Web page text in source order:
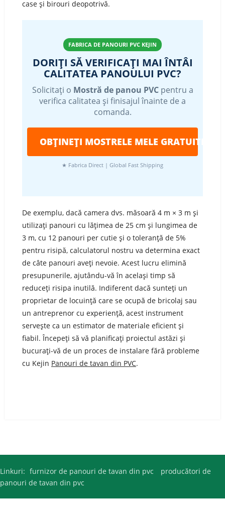
case și birouri deopotrivă.
FABRICA DE PANOURI PVC KEJIN
DORIȚI SĂ VERIFICAȚI MAI ÎNTÂI
CALITATEA PANOULUI PVC?
Solicitați o Mostră de panou PVCpentru a
verifica calitatea și finisajul înainte de a
comanda.
OBȚINEȚI MOSTRELE MELE GRATUITE
★ Fabrica Direct | Global Fast Shipping
De exemplu, dacă camera dvs. măsoară 4 m × 3 m și
utilizați panouri cu lățimea de 25 cm și lungimea de
3 m, cu 12 panouri per cutie și o toleranță de 5%
pentru risipă, calculatorul nostru va determina exact
de câte panouri aveți nevoie. Acest lucru elimină
presupunerile, ajutându-vă în același timp să
reduceți risipa inutilă. Indiferent dacă sunteți un
proprietar de locuință care se ocupă de bricolaj sau
un antreprenor cu experiență, acest instrument
servește ca un estimator de materiale eficient și
fiabil. Începeți să vă planificați proiectul astăzi și
bucurați-vă de un proces de instalare fără probleme
cu Kejin Panouri de tavan din PVC.
Linkuri: furnizor de panouri de tavan din pvc
producători de
panouri de tavan din pvc